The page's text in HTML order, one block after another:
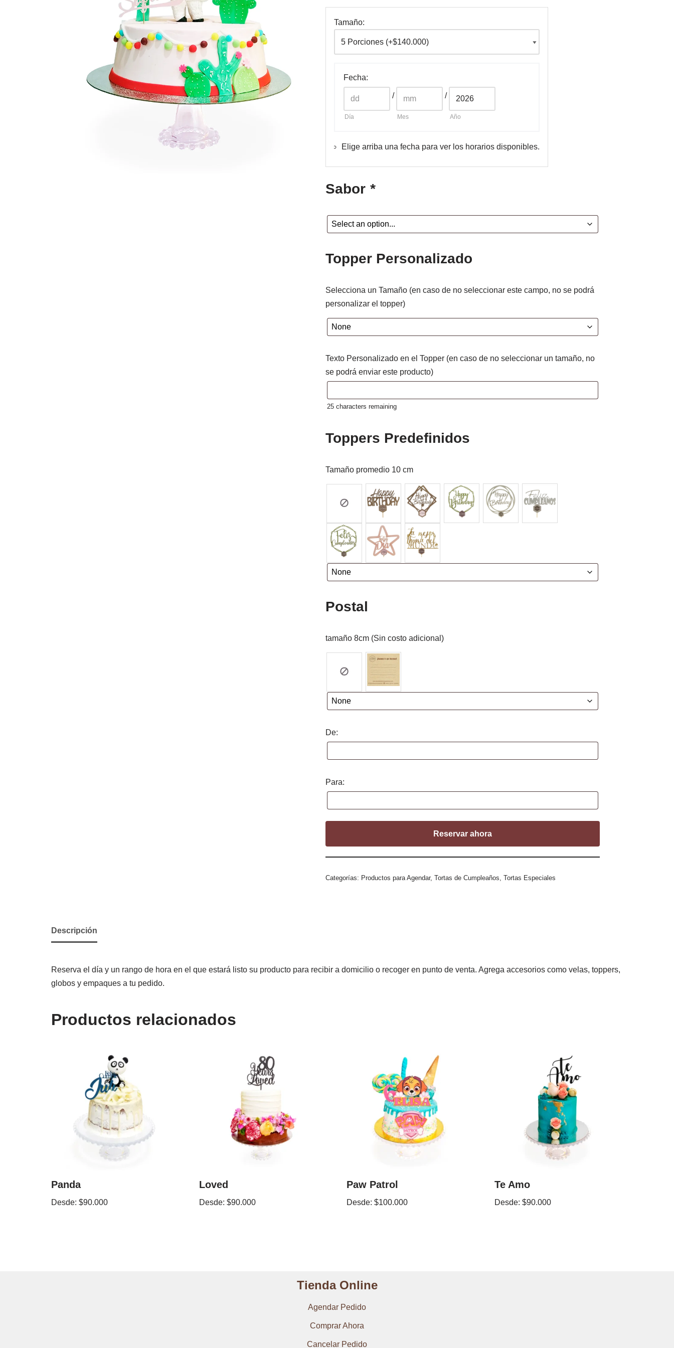
Tamaño:
Fecha:
Día
/
Mes
/
Año
Elige arriba una fecha para ver los horarios disponibles.
Sabor *
Topper Personalizado
Selecciona un Tamaño (en caso de no seleccionar este campo, no se podrá
personalizar el topper)
Texto Personalizado en el Topper (en caso de no seleccionar un tamaño, no
se podrá enviar este producto)
25 characters remaining
Toppers Predefinidos
Tamaño promedio 10 cm
Postal
tamaño 8cm (Sin costo adicional)
De:
Para:
Reservar ahora
Categorías: Productos para Agendar,Tortas de Cumpleaños,Tortas Especiales
Descripción
Reserva el día y un rango de hora en el que estará listo su producto para recibir a domicilio o recoger en punto de venta. Agrega accesorios como velas, toppers,
globos y empaques a tu pedido.
Productos relacionados
Panda
Desde: $90.000
Loved
Desde: $90.000
Paw Patrol
Desde:$100.000
Te Amo
Desde:$90.000
Tienda Online
Agendar Pedido
Comprar Ahora
Cancelar Pedido